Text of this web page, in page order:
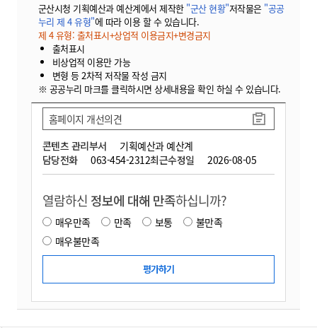
군산시청 기획예산과 예산계에서 제작한 "군산 현황"저작물은 "공공
누리 제 4 유형"에 따라 이용 할 수 있습니다.
제 4 유형: 출처표시+상업적 이용금지+변경금지
출처표시
비상업적 이용만 가능
변형 등 2차적 저작물 작성 금지
※ 공공누리 마크를 클릭하시면 상세내용을 확인 하실 수 있습니다.
콘텐츠 관리부서
기획예산과 예산계
담당전화
063-454-2312최근수정일 2026-08-05
홈페이지 개선의견
열람하신 정보에 대해 만족하십니까?
매우만족 만족 보통
불만족
매우불만족